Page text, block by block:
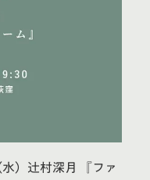
）辻村深月 『ファ